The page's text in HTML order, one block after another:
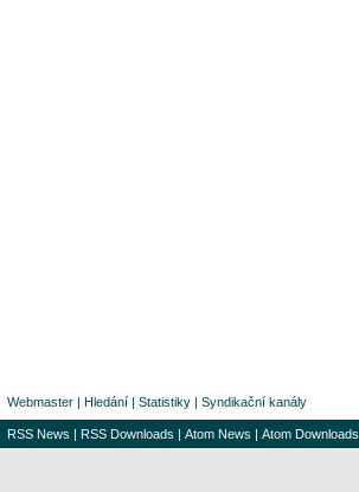
Webmaster | Hledání | Statistiky | Syndikační kanály
RSS News | RSS Downloads | Atom News | Atom Downloads